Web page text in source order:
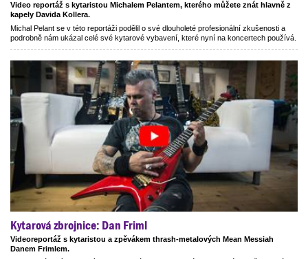
Video reportáž s kytaristou Michalem Pelantem, kterého můžete znát hlavně z
kapely Davida Kollera.
Michal Pelant se v této reportáži podělil o své dlouholeté profesionální zkušenosti a
podrobně nám ukázal celé své kytarové vybavení, které nyní na koncertech používá.
Kytarová zbrojnice: Dan Friml
Videoreportáž s kytaristou a zpěvákem thrash-metalových Mean Messiah
Danem Frimlem.